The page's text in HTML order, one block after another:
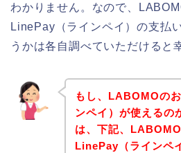
わかりません。なので、
LinePay（ラインペイ）の支払
うかは各自調べていただけると
もし、LABOMOの
ンペイ）が使えるの
は、下記、
LinePay（ラインペ